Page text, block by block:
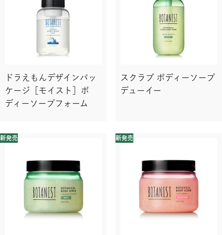
ドラえもんデザインパッ
ケージ［モイスト］ボ
ディーソープフォーム
スクラブ ボディーソープ
デューイー
新発売 新発売